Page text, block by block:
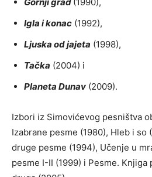
Igla i konac (1992),
Ljuska od jajeta (1998),
Tačka (2004) i
Planeta Dunav (2009).
Izbori iz Simovićevog pesništva
Izabrane pesme (1980), Hleb i so
druge pesme (1994), Učenje u
pesme I-II (1999) i Pesme. Knjiga